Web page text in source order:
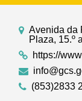
Avenida da
Plaza, 15.º
https://
(853)2833